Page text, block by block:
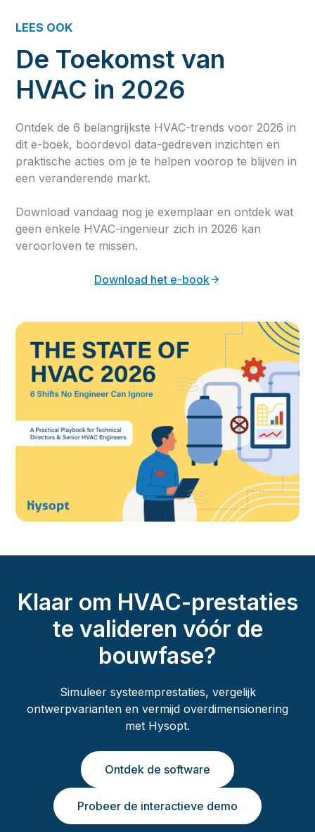
LEES OOK
De Toekomst van
HVAC in 2026
Ontdek de 6 belangrijkste HVAC-trends voor 2026 in
dit e-boek, boordevol data-gedreven inzichten en
praktische acties om je te helpen voorop te blijven in
een veranderende markt.
Download vandaag nog je exemplaar en ontdek wat
geen enkele HVAC-ingenieur zich in 2026 kan
veroorloven te missen.
Download het e-book
Klaar om HVAC-prestaties
te valideren vóór de
bouwfase?
Simuleer systeemprestaties, vergelijk
ontwerpvarianten en vermijd overdimensionering
met Hysopt.
Ontdek de software
Probeer de interactieve demo